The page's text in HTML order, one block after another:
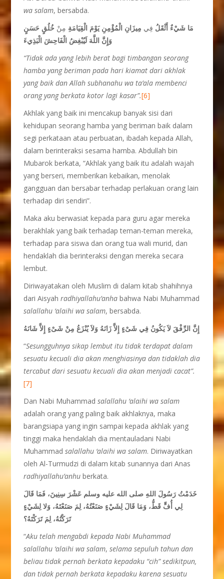
wa salam, bersabda.
مَا شَيْءٌ أَثْقَلُ فِي مِيزَانِ الْمُؤْمِنِ يَوْمَ الْقِيَامَةِ مِنْ خُلُقٍ حَسَنٍ
وَإِنَّ اللَّهَ لَيُبْغِضُ الْفَاحِشَ الْبَذِيءَ
“Tidak ada yang lebih berat bagi timbangan seorang
hamba yang beriman pada hari kiamat dari akhlak
yang baik dan Allah subhanahu wa ta’ala membenci
orang yang berkata kotor lagi kasar”.[6]
Akhlak yang baik ini mencakup banyak sisi dari
kehidupan seorang hamba yang beriman baik dalam
segi perkataan atau perbuatan, ibadah kepada Allah,
dalam berinteraksi sesama hamba. Abdullah bin
Mubarok berkata, “Akhlak yang baik itu adalah wajah
yang berseri, memberikan kebaikan, menolak
gangguan dan bersabar terhadap perlakuan orang lain
terhadap diri sendiri”.
Maka aku berwasiat kepada para guru agar mereka
berakhlak yang baik terhadap teman-teman mereka,
terhadap para siswa dan orang tua wali murid, dan
hendaklah dia berinteraksi dengan mereka secara
lembut.
Diriwayatakan oleh Muslim di dalam kitab shahihnya
dari Aisyahradhiyallahu’anha bahwa Nabi Muhammad
salallahu ‘alaihi wa salam, bersabda.
إِنَّ الرِّفْقَ لاَ يَكُونُ فِي شَىْءٍ إِلاَّ زَانَهُ وَلاَ يُنْزَعُ مِنْ شَىْءٍ إِلاَّ شَانَهُ
“Sesungguhnya sikap lembut itu tidak terdapat dalam
sesuatu kecuali dia akan menghiasinya dan tidaklah dia
tercabut dari sesuatu kecuali dia akan menjadi cacat”.
[7]
Dan Nabi Muhammadsalallahu ‘alaihi wa salam
adalah orang yang paling baik akhlaknya, maka
barangsiapa yang ingin sampai kepada akhlak yang
tinggi maka hendaklah dia mentauladani Nabi
Muhammadsalallahu ‘alaihi wa salam. Diriwayatkan
oleh Al-Turmudzi di dalam kitab sunannya dari Anas
radhiyallahu’anhu berkata.
خَدَمْتُ رَسُولَ اللهِ صلى الله عليه وسلم عَشْرَ سِنِينَ، فَمَا قَالَ
لِي أُفٍّ قَطُّ، وَمَا قَالَ لِشَيْءٍ صَنَعْتُهُ، لِمَ صَنَعْتَهُ، وَلا لِشَيْءٍ
تَرَكْتُهُ، لِمَ تَرَكْتَهُ‏؟‏
“Aku telah mengabdi kepada NabiMuhammad
salallahu ‘alaihi wa salam, selama sepuluh tahun dan
beliau tidak pernah berkata kepadaku “cih” sedikitpun,
dan tidak pernah berkata kepadaku karena sesuatu